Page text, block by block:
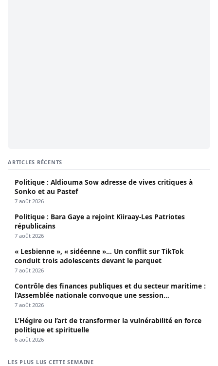
ARTICLES RÉCENTS
Politique : Aldiouma Sow adresse de vives critiques à
Sonko et au Pastef
7 août 2026
Politique : Bara Gaye a rejoint Kiiraay-Les Patriotes
républicains
7 août 2026
« Lesbienne », « sidéenne »… Un conflit sur TikTok
conduit trois adolescents devant le parquet
7 août 2026
Contrôle des finances publiques et du secteur maritime :
l’Assemblée nationale convoque une session
extraordinaire
7 août 2026
L’Hégire ou l’art de transformer la vulnérabilité en force
politique et spirituelle
6 août 2026
LES PLUS LUS CETTE SEMAINE